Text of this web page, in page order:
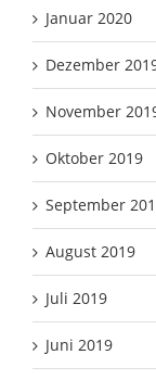
Januar 2020
Dezember
November
Oktober 2019
September
August 2019
Juli 2019
Juni 2019